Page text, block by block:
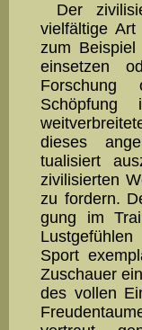
Der
vielfältige
zum
einsetzen
Schöpfung
dieses
tualisiert
zivilisierten
zu fordern.
gung im
Sport
Zu­schauer
des vollen